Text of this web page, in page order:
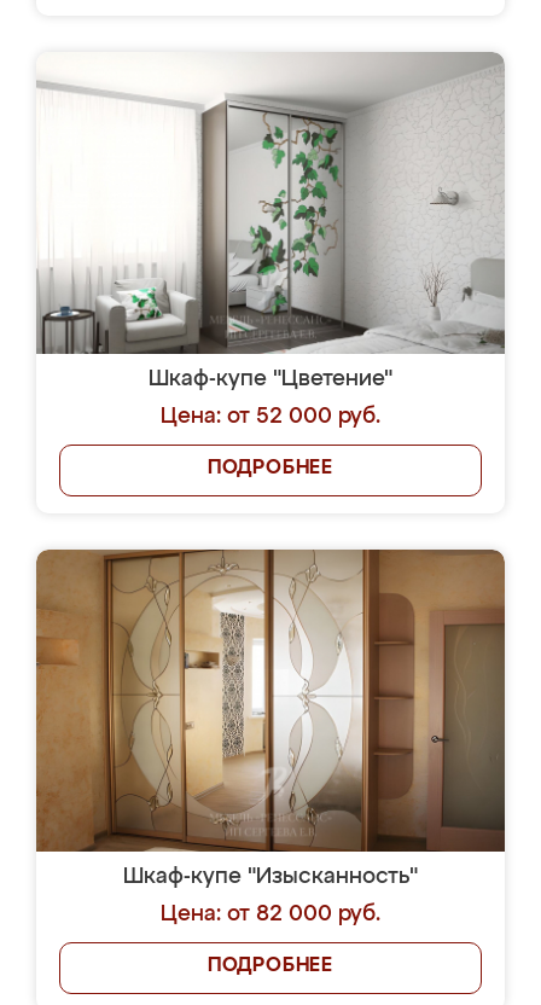
Шкаф-купе "Цветение"
Цена: от 52 000 руб.
ПОДРОБНЕЕ
Шкаф-купе "Изысканность"
Цена: от 82 000 руб.
ПОДРОБНЕЕ